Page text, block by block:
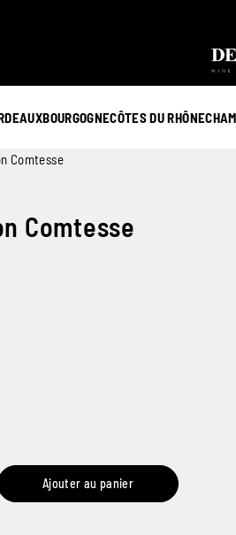
BOURGOGNECÔTES DU RHÔNE
Comtesse
Comtesse
Ajouter au panier